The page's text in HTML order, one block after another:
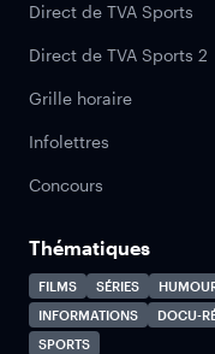
Direct de TVA Sports
Direct de TVA Sports 2
Grille horaire
Infolettres
Concours
Thématiques
FILMS SÉRIES
INFORMATIONS
DOCU-
SPORTS